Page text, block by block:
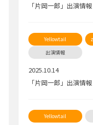
「片岡一郎」出演情報
2025.10.14
「片岡一郎」出演情報